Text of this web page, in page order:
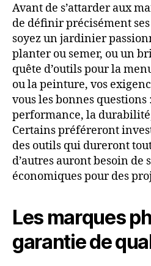
Avant de s’attarder aux
de définir précisément
soyez un jardinier
planter ou semer, ou un
quête d’outils pour la
ou la peinture, vos
vous les bonnes
performance, la
Certains préféreront
des outils qui dureront
d’autres auront besoin de
économiques pour des
Les marques
garantie de